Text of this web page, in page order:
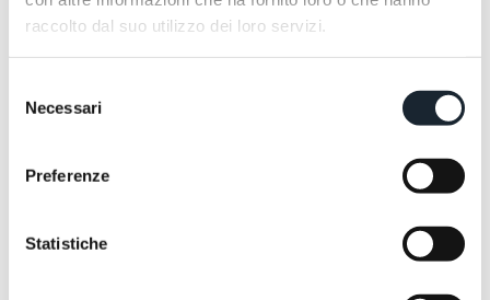
raccolto dal suo utilizzo dei loro servizi.
delNecessari
Preferenze
Statistiche
Wir stehen Ihnen jederzeit zur Verfügung, um Ihre
gemeinsam zu gestalten.